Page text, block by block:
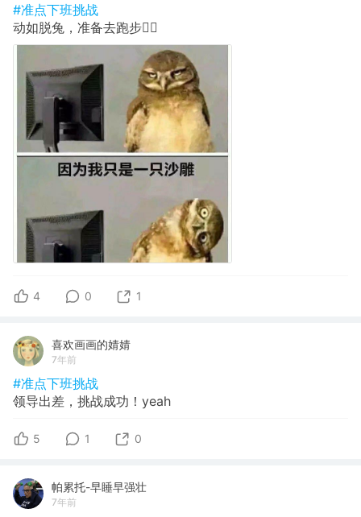
#准点下班挑战
动如脱兔，准备去跑步🏃‍♀️
4 0 1
喜欢画画的婧婧
7年前
#准点下班挑战
领导出差，挑战成功！yeah
5 1 0
帕累托-早睡早强壮
7年前